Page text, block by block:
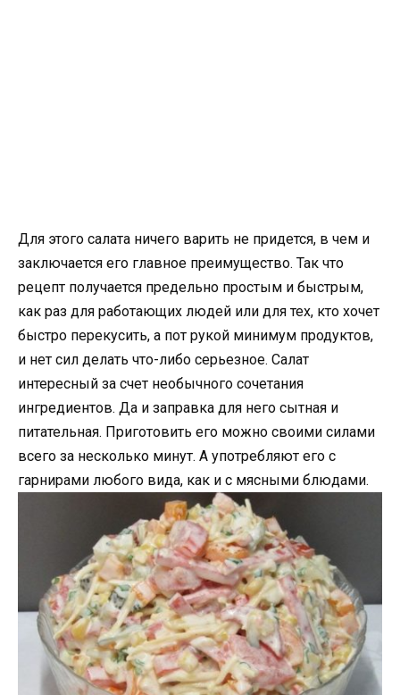
Для этого салата ничего варить не придется, в чем и
заключается его главное преимущество. Так что
рецепт получается предельно простым и быстрым,
как раз для работающих людей или для тех, кто хочет
быстро перекусить, а пот рукой минимум продуктов,
и нет сил делать что-либо серьезное. Салат
интересный за счет необычного сочетания
ингредиентов. Да и заправка для него сытная и
питательная. Приготовить его можно своими силами
всего за несколько минут. А употребляют его с
гарнирами любого вида, как и с мясными блюдами.